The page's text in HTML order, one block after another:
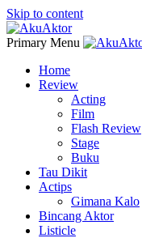
Skip to content
Primary Menu
Home
Review
Acting
Film
Flash Review
Stage
Buku
Tau Dikit
Actips
Gimana Kalo
Bincang Aktor
Listicle